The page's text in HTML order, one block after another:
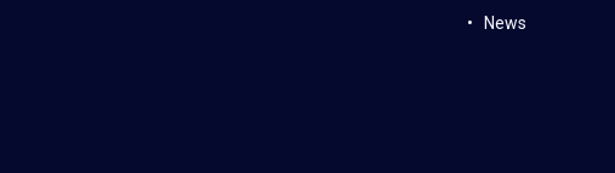
News